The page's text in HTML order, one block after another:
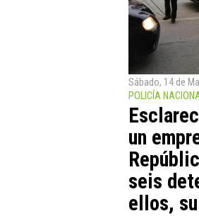
Sábado, 14 de
POLICÍA
un
seis
ellos,